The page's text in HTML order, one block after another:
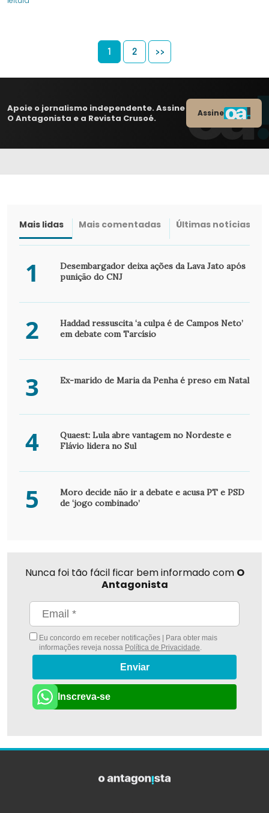
1 2 >>
Apoie o jornalismo independente. Assine
O Antagonista e a Revista Crusoé.
Assine
Mais lidas Mais comentadas Últimas notícias
1
Desembargador deixa ações da Lava Jato após
punição do CNJ
2
Haddad ressuscita ‘a culpa é de Campos Neto’
em debate com Tarcísio
3 Ex-marido de Maria da Penha é preso em Natal
4
Quaest: Lula abre vantagem no Nordeste e
Flávio lidera no Sul
5
Moro decide não ir a debate e acusa PT e PSD
de ‘jogo combinado’
Nunca foi tão fácil ficar bem informado com O
Antagonista
Eu concordo em receber notificações | Para obter mais
informações reveja nossa Política de Privacidade.
Enviar
Inscreva-se